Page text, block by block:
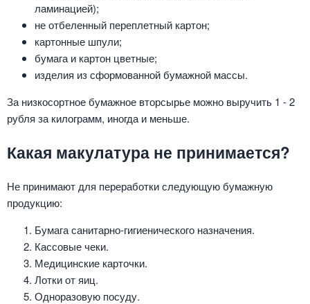
ламинацией);
не отбеленный переплетный картон;
картонные шпули;
бумага и картон цветные;
изделия из сформованной бумажной массы.
За низкосортное бумажное вторсырье можно выручить 1 - 2
рубля за килограмм, иногда и меньше.
Какая макулатура не принимается?
Не принимают для переработки следующую бумажную
продукцию:
Бумага санитарно-гигиенического назначения.
Кассовые чеки.
Медицинские карточки.
Лотки от яиц.
Одноразовую посуду.